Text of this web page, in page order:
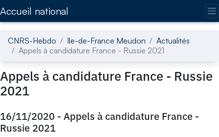
Accueil national
CNRS-Hebdo Ile-de-France Meudon
Actualités
Appels à candidature France - Russie 2021
Appels à candidature France - Russie
2021
16/11/2020 - Appels à candidature France -
Russie 2021